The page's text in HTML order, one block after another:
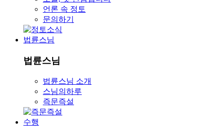
언론 속 정토
문의하기
법륜스님
법륜스님
법륜스님 소개
스님의하루
즉문즉설
수행